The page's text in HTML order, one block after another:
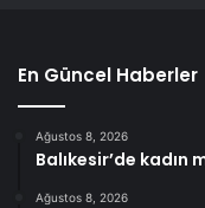
En Güncel Haberler
Ağustos 8, 2026
Balıkesir’de
Ağustos 8, 2026